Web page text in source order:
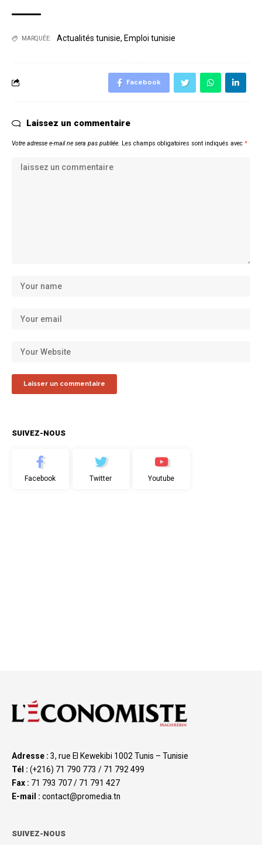
MARQUÉE: Actualités tunisie, Emploi tunisie
Facebook
Laissez un commentaire
Votre adresse e-mail ne sera pas publiée. Les champs obligatoires sont indiqués avec *
SUIVEZ-NOUS
Facebook Twitter Youtube
Adresse : 3, rue El Kewekibi 1002 Tunis – Tunisie
Tél : (+216) 71 790 773 / 71 792 499
Fax : 71 793 707 / 71 791 427
E-mail : contact@promedia.tn
SUIVEZ-NOUS